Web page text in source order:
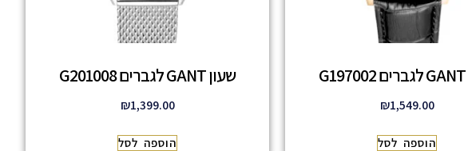
₪1,549.00
הוספה לסל
שעון GANT לגברים G201008
₪1,399.00
הוספה לסל